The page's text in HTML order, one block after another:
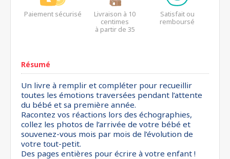
Paiement sécurisé
Livraison à 10
centimes
à partir de 35
Satisfait ou
remboursé
Résumé
Un livre à remplir et compléter pour recueillir
toutes les émotions traversées pendant l’attente
du bébé et sa première année.
Racontez vos réactions lors des échographies,
collez les photos de l’arrivée de votre bébé et
souvenez-vous mois par mois de l’évolution de
votre tout-petit.
Des pages entières pour écrire à votre enfant !